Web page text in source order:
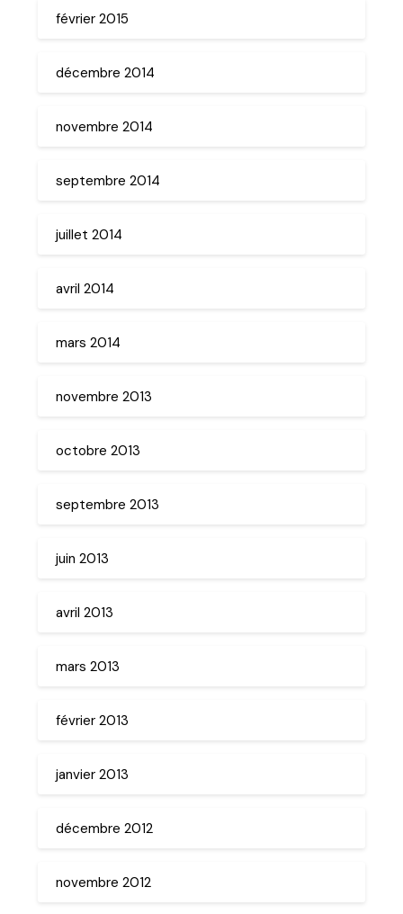
février 2015
décembre 2014
novembre 2014
septembre 2014
juillet 2014
avril 2014
mars 2014
novembre 2013
octobre 2013
septembre 2013
juin 2013
avril 2013
mars 2013
février 2013
janvier 2013
décembre 2012
novembre 2012